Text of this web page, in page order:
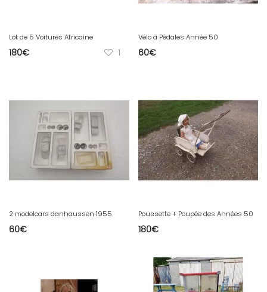
Lot de 5 Voitures Africaine
180€ 1
Vélo à Pédales Année 50
60€
2 modelcars danhaussen 1955
60€
Poussette + Poupée des Années 50
180€